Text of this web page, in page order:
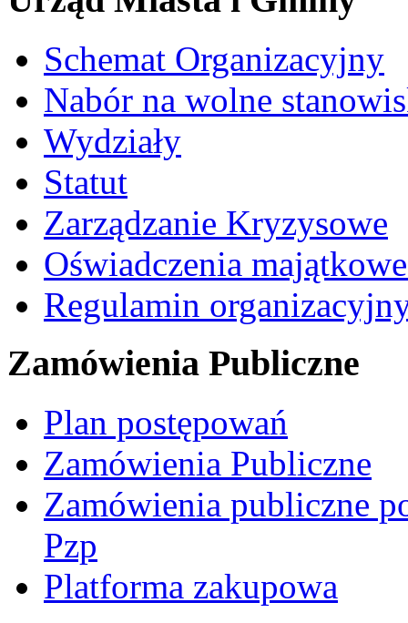
Schemat Organizacyjny
Nabór na wolne
Wydziały
Statut
Zarządzanie Kryzysowe
Oświadczenia
Regulamin
Zamówienia Publiczne
Plan postępowań
Zamówienia Publiczne
Zamówienia publiczne
Pzp
Platforma zakupowa